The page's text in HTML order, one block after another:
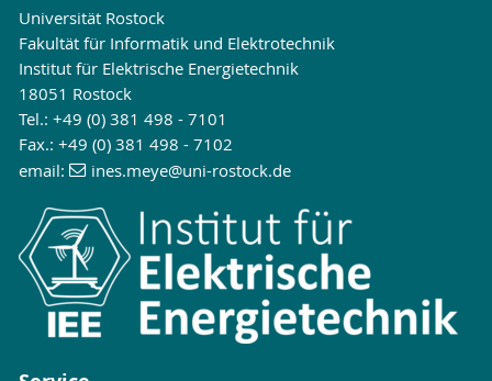
Universität Rostock
Fakultät für Informatik und Elektrotechnik
Institut für Elektrische Energietechnik
18051 Rostock
Tel.: +49 (0) 381 498 - 7101
Fax.: +49 (0) 381 498 - 7102
email:
ines.meye@uni-rostock.de